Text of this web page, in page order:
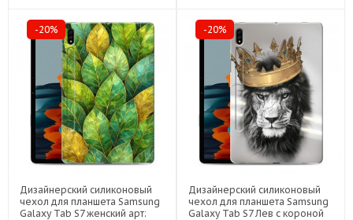
-20%
Дизайнерский силиконовый
чехол для планшета Samsung
Galaxy Tab S7 женский арт:
-20%
Дизайнерский силиконовый
чехол для планшета Samsung
Galaxy Tab S7 Лев с короной